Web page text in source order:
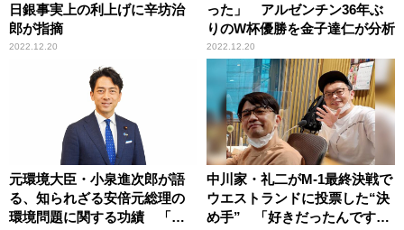
日銀事実上の利上げに辛坊治
郎が指摘
2022.12.20
った」 アルゼンチン36年ぶ
りのW杯優勝を金子達仁が分析
2022.12.20
元環境大臣・小泉進次郎が語
る、知られざる安倍元総理の
環境問題に関する功績 「気
中川家・礼二がM-1最終決戦で
ウエストランドに投票した“決
め手” 「好きだったんですよ